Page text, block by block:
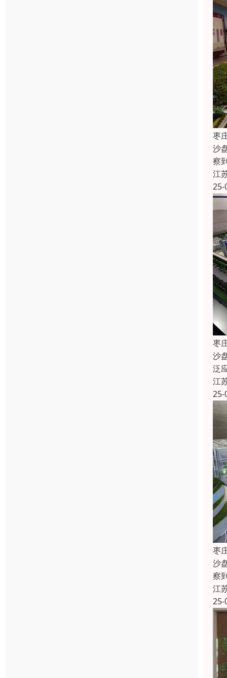
枣
沙
察
江
25-
枣
沙
泛
江
25-
枣
沙
察
江
25-